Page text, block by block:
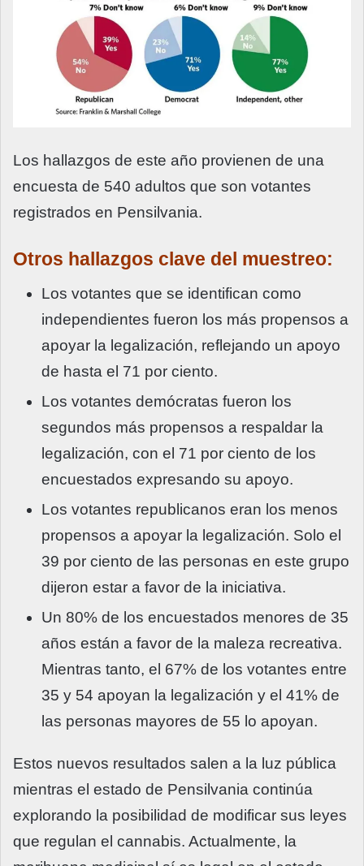
Los hallazgos de este año provienen de una
encuesta de 540 adultos que son votantes
registrados en Pensilvania.
Otros hallazgos clave del muestreo:
Los votantes que se identifican como
independientes fueron los más propensos a
apoyar la legalización, reflejando un apoyo
de hasta el 71 por ciento.
Los votantes demócratas fueron los
segundos más propensos a respaldar la
legalización, con el 71 por ciento de los
encuestados expresando su apoyo.
Los votantes republicanos eran los menos
propensos a apoyar la legalización. Solo el
39 por ciento de las personas en este grupo
dijeron estar a favor de la iniciativa.
Un 80% de los encuestados menores de 35
años están a favor de la maleza recreativa.
Mientras tanto, el 67% de los votantes entre
35 y 54 apoyan la legalización y el 41% de
las personas mayores de 55 lo apoyan.
Estos nuevos resultados salen a la luz pública
mientras el estado de Pensilvania continúa
explorando la posibilidad de modificar sus leyes
que regulan el cannabis. Actualmente, la